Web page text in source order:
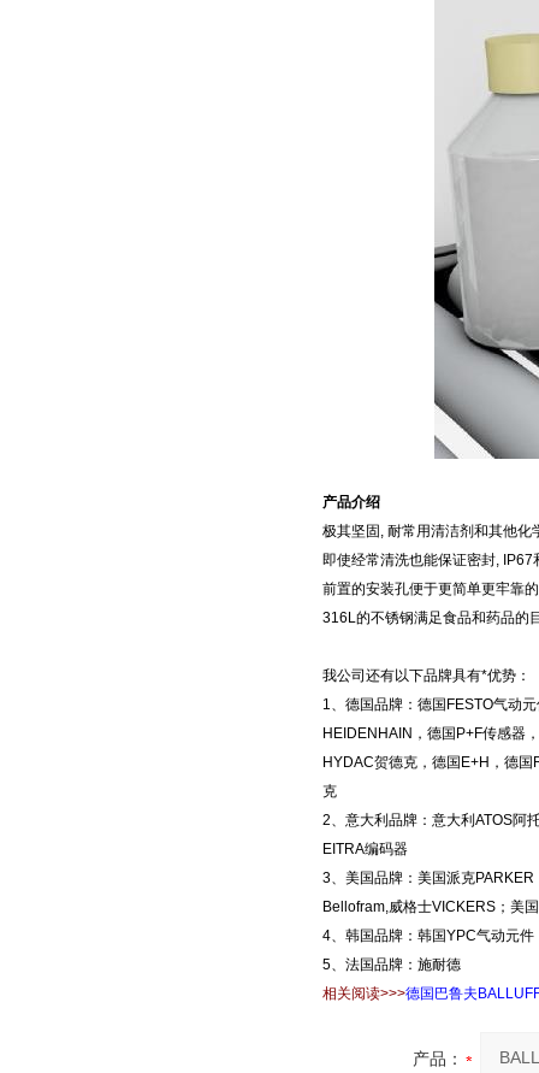
产品介绍
极其坚固, 耐常用清洁剂和其他化
即使经常清洗也能保证密封, IP67
前置的安装孔便于更简单更牢靠
316L的不锈钢满足食品和药品的
我公司还有以下品牌具有*优势：
1、德国品牌：德国FESTO气动
HEIDENHAIN，德国P+F传感器
HYDAC贺德克，德国E+H，德
克
2、意大利品牌：意大利ATOS阿
EITRA编码器
3、美国品牌：美国派克
Bellofram,威格士VICKERS；美
4、韩国品牌：韩国YPC气动元
5、法国品牌：施耐德
相关阅读>>>德国巴鲁夫
产品：